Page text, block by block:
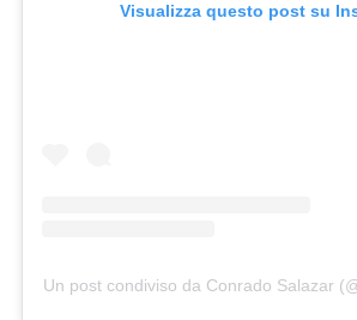
Visualizza questo post su
Un post condiviso da Conrado Salazar